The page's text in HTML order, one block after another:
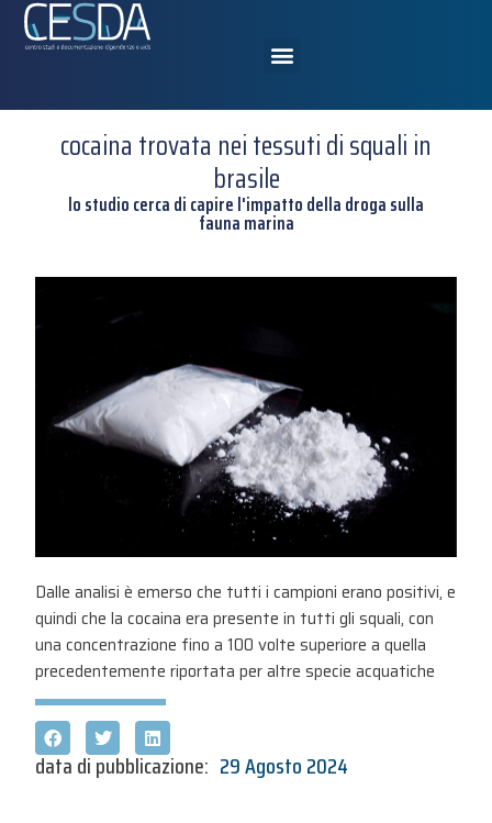
cocaina trovata nei tessuti di squali in
brasile
lo studio cerca di capire l'impatto della droga sulla
fauna marina
Dalle analisi è emerso che tutti i campioni erano positivi, e
quindi che la cocaina era presente in tutti gli squali, con
una concentrazione fino a 100 volte superiore a quella
precedentemente riportata per altre specie acquatiche
data di pubblicazione: 29 Agosto 2024